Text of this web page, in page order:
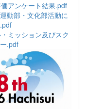
アンケート結果.pdf
動部・文化部活動に
ミッション及びスク
.pdf